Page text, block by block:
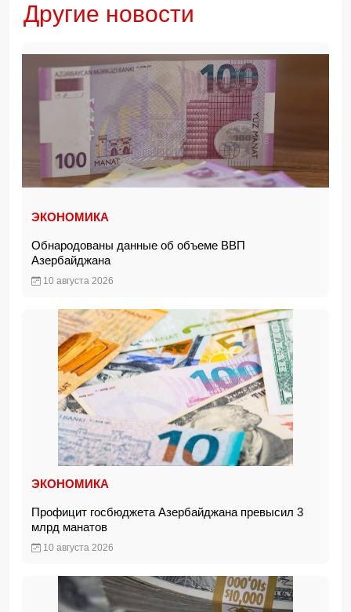
Другие новости
ЭКОНОМИКА
Обнародованы данные об объеме ВВП
Азербайджана
10 августа 2026
ЭКОНОМИКА
Профицит госбюджета Азербайджана превысил 3
млрд манатов
10 августа 2026